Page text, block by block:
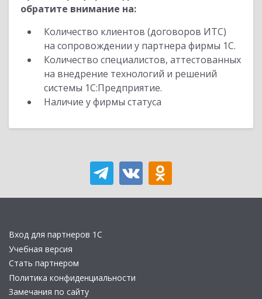
обратите внимание на:
Количество клиентов (договоров ИТС)
на сопровождении у партнера фирмы 1С.
Количество специалистов, аттестованных
на внедрение технологий и решений
системы 1С:Предприятие.
Наличие у фирмы статуса
Вход для партнеров 1С
Учебная версия
Стать партнером
Политика конфиденциальности
Замечания по сайту